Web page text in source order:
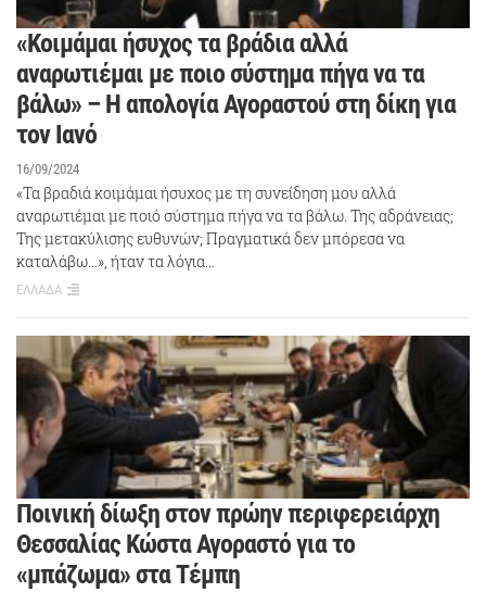
«Κοιμάμαι ήσυχος τα βράδια αλλά
αναρωτιέμαι με ποιο σύστημα πήγα να τα
βάλω» – Η απολογία Αγοραστού στη δίκη για
τον Ιανό
16/09/2024
«Τα βραδιά κοιμάμαι ήσυχος με τη συνείδηση μου αλλά
αναρωτιέμαι με ποιό σύστημα πήγα να τα βάλω. Της αδράνειας;
Της μετακύλισης ευθυνών; Πραγματικά δεν μπόρεσα να
καταλάβω…», ήταν τα λόγια…
ΕΛΛΑΔΑ
Ποινική δίωξη στον πρώην περιφερειάρχη
Θεσσαλίας Κώστα Αγοραστό για το
«μπάζωμα» στα Τέμπη